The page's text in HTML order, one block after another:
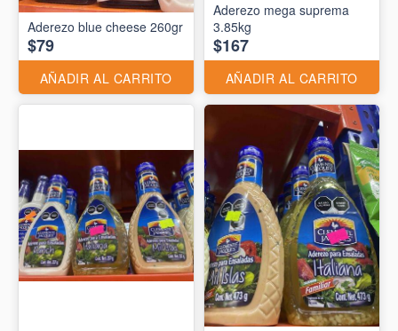
Aderezo blue cheese 260gr
$79
AÑADIR AL CARRITO
Aderezo mega suprema
3.85kg
$167
AÑADIR AL CARRITO